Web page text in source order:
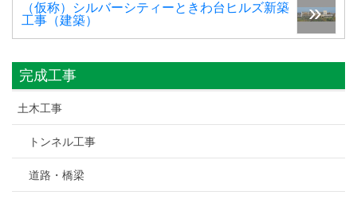
（仮称）シルバーシティーときわ台ヒルズ新築
工事（建築）
完成工事
土木工事
トンネル工事
道路・橋梁